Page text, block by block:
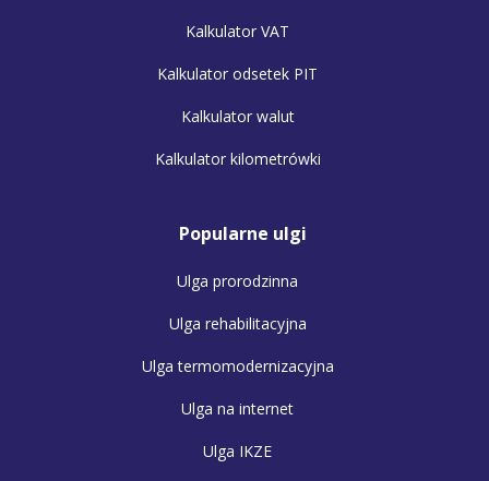
Kalkulator VAT
Kalkulator odsetek PIT
Kalkulator walut
Kalkulator kilometrówki
Popularne ulgi
Ulga prorodzinna
Ulga rehabilitacyjna
Ulga termomodernizacyjna
Ulga na internet
Ulga IKZE